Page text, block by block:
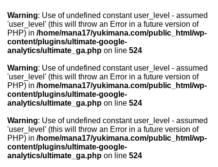
Warning: Use of undefined constant user_level - assumed
'user_level' (this will throw an Error in a future version of
PHP) in /home/mana17/yukimana.com/public_html/wp-
content/plugins/ultimate-google-
analytics/ultimate_ga.php on line 524
Warning: Use of undefined constant user_level - assumed
'user_level' (this will throw an Error in a future version of
PHP) in /home/mana17/yukimana.com/public_html/wp-
content/plugins/ultimate-google-
analytics/ultimate_ga.php on line 524
Warning: Use of undefined constant user_level - assumed
'user_level' (this will throw an Error in a future version of
PHP) in /home/mana17/yukimana.com/public_html/wp-
content/plugins/ultimate-google-
analytics/ultimate_ga.php on line 524